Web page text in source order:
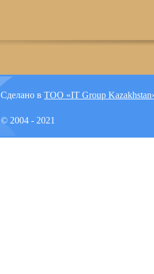
Сделано в ТОО «IT Group
© 2004 - 2021